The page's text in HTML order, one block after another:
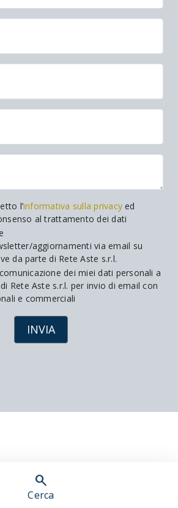
l’informativa sulla privacy ed
al trattamento dei dati
aggiornamenti via email su
da parte di Rete Aste s.r.l.
dei miei dati personali a
Rete Aste s.r.l. per invio di email con
e commerciali
INVIA
search
Cerca